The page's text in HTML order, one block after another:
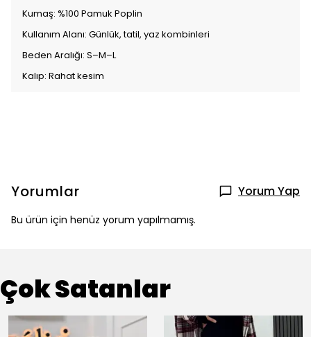
Kumaş: %100 Pamuk Poplin
Kullanım Alanı: Günlük, tatil, yaz kombinleri
Beden Aralığı: S–M–L
Kalıp: Rahat kesim
Yorumlar Yorum Yap
Bu ürün için henüz yorum yapılmamış.
Çok Satanlar